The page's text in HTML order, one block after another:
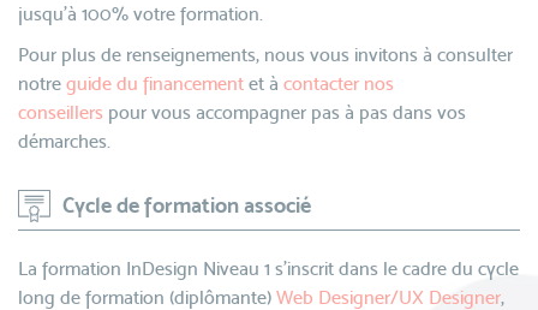
jusqu’à 100% votre formation.
Pour plus de renseignements, nous vous invitons à consulter
notre guide du financement et à contacter nos
conseillers pour vous accompagner pas à pas dans vos
démarches.
Cycle de formation associé
La formation InDesign Niveau 1 s'inscrit dans le cadre du cycle
long de formation (diplômante) Web Designer/UX Designer,